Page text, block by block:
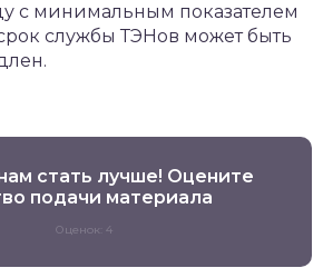
с минимальным показателем
службы ТЭНов может быть
стать лучше! Оцените
подачи материала
Оценок: 4